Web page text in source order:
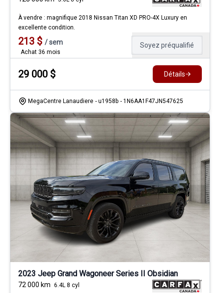
À vendre : magnifique 2018 Nissan Titan XD PRO-4X Luxury en
excellente condition.
213 $ /sem
Achat 36 mois
Soyez préqualifié
29 000 $ Détails
MegaCentre Lanaudiere - u1958b - 1N6AA1F47JN547625
2023 Jeep Grand Wagoneer Series II Obsidian
72 000 km 6.4L 8 cyl